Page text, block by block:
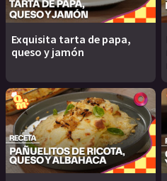
Exquisita tarta de papa,
queso y jamón